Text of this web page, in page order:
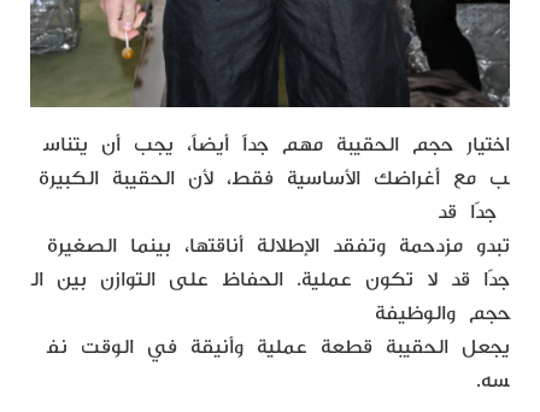
اختيار حجم الحقيبة مهم جداً أيضاً، يجب أن يتناس
ب مع أغراضك الأساسية فقط، لأن الحقيبة الكبيرة
جدًا قد
تبدو مزدحمة وتفقد الإطلالة أناقتها، بينما الصغيرة
جدًا قد لا تكون عملية. الحفاظ على التوازن بين ال
حجم والوظيفة
يجعل الحقيبة قطعة عملية وأنيقة في الوقت نف
سه.